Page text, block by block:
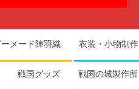
メード陣羽織 衣装・小物制作
戦国グッズ 戦国の城製作所